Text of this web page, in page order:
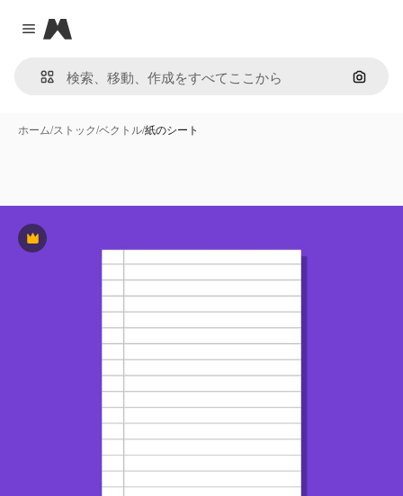
Close menu
Magnific
画像で
ホーム/ストック/ベクトル/紙のシート
Premium